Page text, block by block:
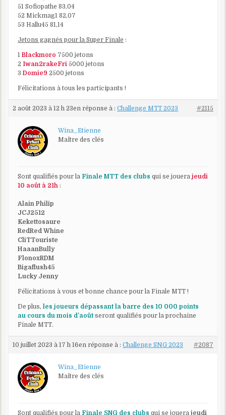
51 Sofiopathe 83,04
52 Mickmag1 82,07
53 Hallu45 81,14
Jetons gagnés pour la Super Finale :
1Blackmoro 7500 jetons
2 Iwan2rakeFri 5000 jetons
3Domie9 2500 jetons
Félicitations à tous les participants !
2 août 2023 à 12 h 23en réponse à :Challenge MTT 2023 #2115
Wina_Etienne
Maître des clés
Sont qualifiés pour laFinale MTT des clubs qui se jouerajeudi
10 août à 21h :
Alain Philip
JCJ2512
Kekettosaure
RedRed Whine
CliTTouriste
HaaanBully
FlonoxRDM
Bigaflush45
Lucky Jenny
Félicitations à vous et bonne chance pour la Finale MTT !
De plus,les joueurs dépassant la barre des 10 000 points
au cours du mois d’aoûtseront qualifiés pour la prochaine
Finale MTT.
10 juillet 2023 à 17 h 16en réponse à :Challenge SNG 2023 #2087
Wina_Etienne
Maître des clés
Sont qualifiés pour laFinale SNG des clubs qui se jouerajeudi